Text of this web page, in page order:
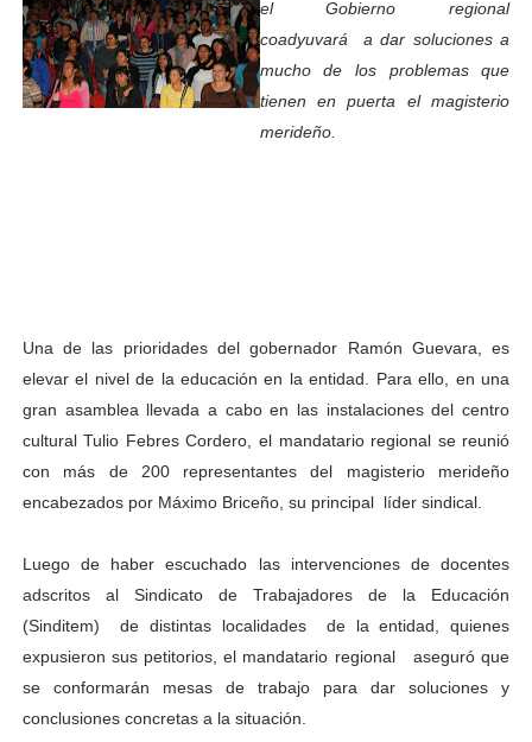
Recreación y formación fortalecen la integración
Club "Rápidos de Zea" brilló en el Primer Festival de
Plan Vacacional Venezuela Renace 2026 arrancó con
Venezuela Renace 2026 lleva sonrisas y prevención a
Mérida impulsa el mapa de conocimientos con
Arnaldo Sánchez reinaugura Parque Recreacional
Corposalud inició talleres para aspirantes al curso de
el Gobierno regional
coadyuvará a dar soluciones a
mucho de los problemas que
tienen en puerta el magisterio
merideño.
Una de las prioridades del gobernador Ramón Guevara, es
elevar el nivel de la educación en la entidad. Para ello, en una
gran asamblea llevada a cabo en las instalaciones del centro
cultural Tulio Febres Cordero, el mandatario regional se reunió
con más de 200 representantes del magisterio merideño
encabezados por Máximo Briceño, su principal líder sindical.
Luego de haber escuchado las intervenciones de docentes
adscritos al Sindicato de Trabajadores de la Educación
(Sinditem) de distintas localidades de la entidad, quienes
expusieron sus petitorios, el mandatario regional aseguró que
se conformarán mesas de trabajo para dar soluciones y
conclusiones concretas a la situación.